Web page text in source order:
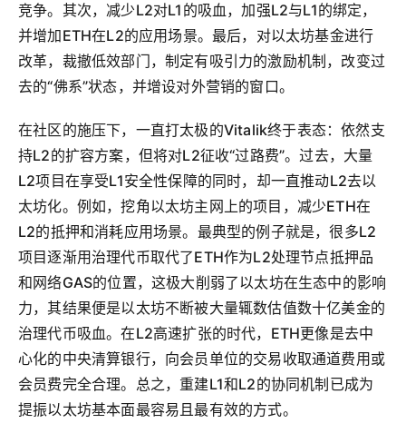
竞争。其次，减少L2对L1的吸血，加强L2与L1的绑定，
并增加ETH在L2的应用场景。最后，对以太坊基金进行
改革，裁撤低效部门，制定有吸引力的激励机制，改变过
去的“佛系”状态，并增设对外营销的窗口。
在社区的施压下，一直打太极的Vitalik终于表态：依然支
持L2的扩容方案，但将对L2征收“过路费”。过去，大量
L2项目在享受L1安全性保障的同时，却一直推动L2去以
太坊化。例如，挖角以太坊主网上的项目，减少ETH在
L2的抵押和消耗应用场景。最典型的例子就是，很多L2
项目逐渐用治理代币取代了ETH作为L2处理节点抵押品
和网络GAS的位置，这极大削弱了以太坊在生态中的影响
力，其结果便是以太坊不断被大量辄数估值数十亿美金的
治理代币吸血。在L2高速扩张的时代，ETH更像是去中
心化的中央清算银行，向会员单位的交易收取通道费用或
会员费完全合理。总之，重建L1和L2的协同机制已成为
提振以太坊基本面最容易且最有效的方式。